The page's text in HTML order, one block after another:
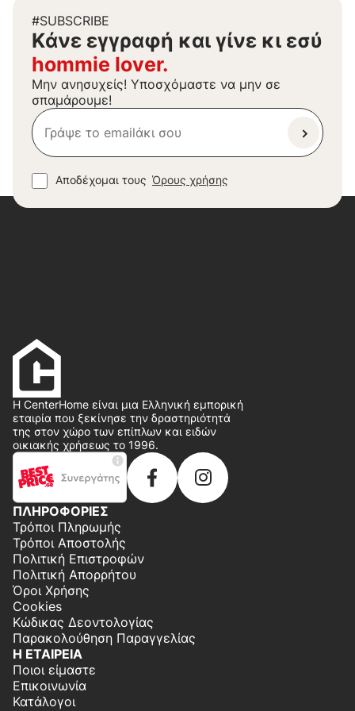
#SUBSCRIBE
Kάνε εγγραφή και γίνε κι εσύ
hommie lover.
Μην ανησυχείς! Υποσχόμαστε να μην σε
σπαμάρουμε!
Αποδέχομαι τους Όρους χρήσης
Η CenterHome είναι μια Ελληνική εμπορική
εταιρία που ξεκίνησε την δραστηριότητά
της στον χώρο των επίπλων και ειδών
οικιακής χρήσεως το 1996.
ΠΛΗΡΟΦΟΡΙΕΣ
Τρόποι Πληρωμής
Τρόποι Αποστολής
Πολιτική Επιστροφών
Πολιτική Απορρήτου
Όροι Χρήσης
Cookies
Κώδικας Δεοντολογίας
Παρακολούθηση Παραγγελίας
Η ΕΤΑΙΡΕΙΑ
Ποιοι είμαστε
Επικοινωνία
Κατάλογοι